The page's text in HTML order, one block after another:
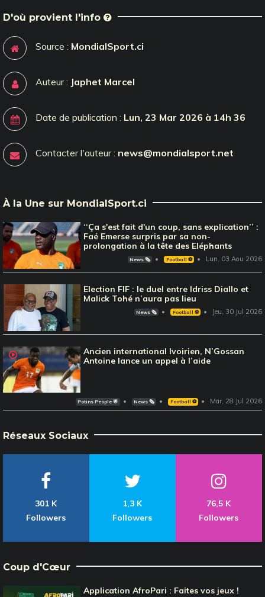
D'où provient l'info
Source : MondialSport.ci
Auteur : Japhet Marcel
Date de publication : Lun, 23 Mar 2026 à 14h 36
Contacter l'auteur : news@mondialsport.net
À la Une sur MondialSport.ci
‘‘Ça s'est fait d'un coup, sans explication’’ :
Faé Emerse surpris par sa non-
prolongation à la tête des Eléphants
News 🗞️ Football ⚽️ Lun, 03 Aou 2026
Election FIF : le duel entre Idriss Diallo et
Malick Tohé n’aura pas lieu
News 🗞️ Football ⚽️ Jeu, 30 Jul 2026
Ancien international Ivoirien, N’Gossan
Antoine lance un appel à l’aide
Potins People 🌟 News 🗞️ Football ⚽️ Mar, 28 Jul 2026
Réseaux Sociaux
301 K
Followers
1,3 K
Followers
76,5 K
Followers
Coup d'Cœur
Application AfroPari : Faites vos jeux !